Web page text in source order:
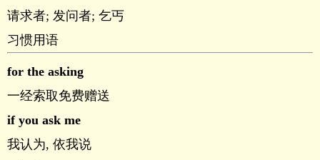
请求者; 发问者; 乞丐
习惯用语
for the asking
一经索取免费赠送
if you ask me
我认为, 依我说